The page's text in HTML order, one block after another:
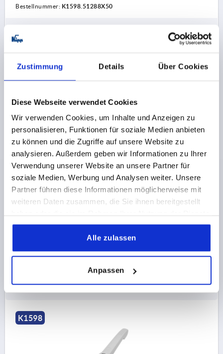
Zustimmung Details Über Cookies
Diese Webseite verwendet Cookies
Wir verwenden Cookies, um Inhalte und Anzeigen zu
personalisieren, Funktionen für soziale Medien anbieten
zu können und die Zugriffe auf unsere Website zu
analysieren. Außerdem geben wir Informationen zu Ihrer
Verwendung unserer Website an unsere Partner für
soziale Medien, Werbung und Analysen weiter. Unsere
Partner führen diese Informationen möglicherweise mit
weiteren Daten zusammen, die Sie ihnen bereitgestellt
gesammelt haben.
Alle zulassen
Anpassen
Bestellnummer: K1598.51288X50
zzgl. MwSt.
DETAILS
KLEMMHEBEL MIT SPANNKRAFTVERSTÄRKER GR.5
M12X30, KUNSTSTOFF GRAU RAL7035,
KOMP:EDELSTAHL BLANK
GEWINDE=M12
GEWINDELÄNGE=30
GRIFFLÄNGE=127,4
K1598